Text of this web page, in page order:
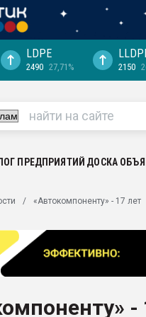
выходит на
рынке
LDPE
2490 27,71% 2150
ПРЕДПРИЯТИЙ ДОСКА
«Автокомпоненту» - 17 лет
-